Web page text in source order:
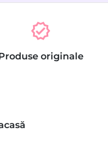
verified
originale